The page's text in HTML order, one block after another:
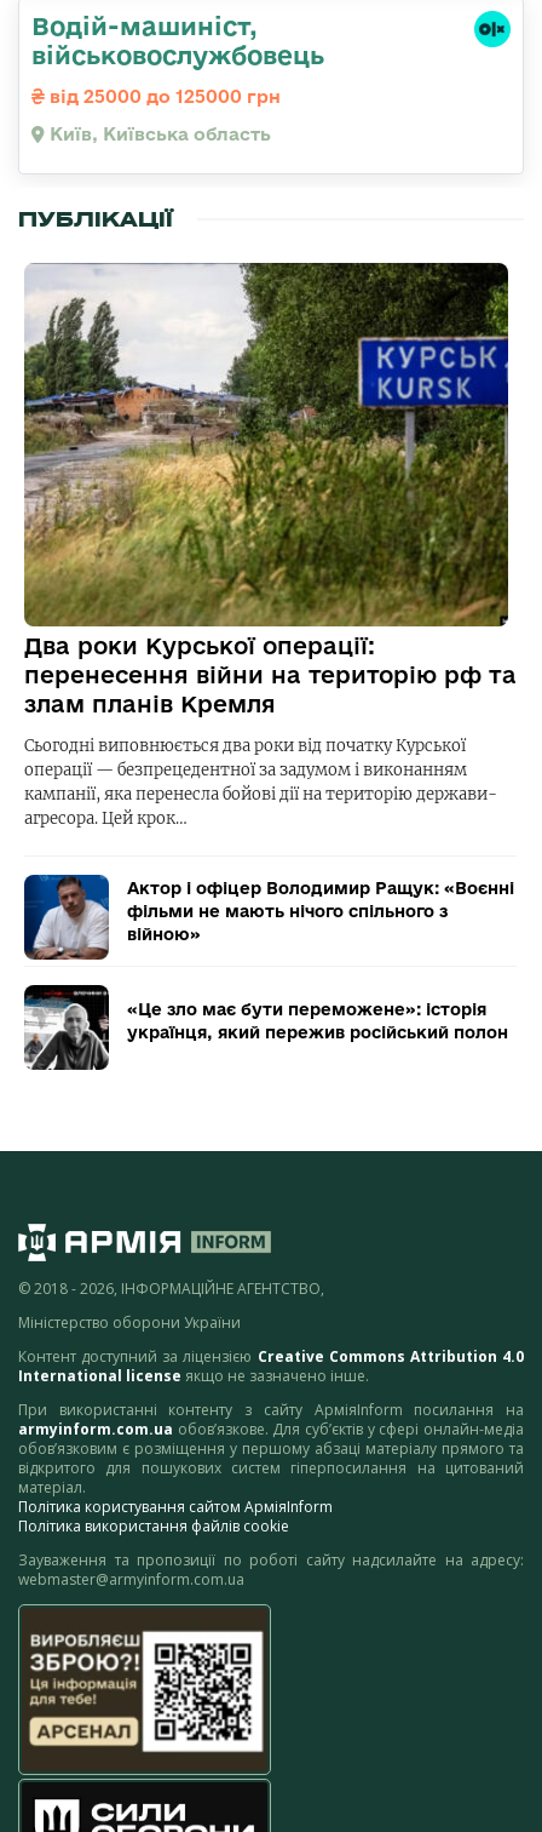
Водій-машиніст,
військовослужбовець
від 25000 до 125000 грн
Київ, Київська область
ПУБЛІКАЦІЇ
Два роки Курської операції:
перенесення війни на територію рф та
злам планів Кремля
Сьогодні виповнюється два роки від початку Курської
операції — безпрецедентної за задумом і виконанням
кампанії, яка перенесла бойові дії на територію держави-
агресора. Цей крок…
Актор і офіцер Володимир Ращук: «Воєнні
фільми не мають нічого спільного з
війною»
«Це зло має бути переможене»: історія
українця, який пережив російський полон
© 2018 - 2026, ІНФОРМАЦІЙНЕ АГЕНТСТВО,
Міністерство оборони України
Контент доступний за ліцензією Creative Commons Attribution 4.0
International license якщо не зазначено інше.
При використанні контенту з сайту АрміяInform посилання на
armyinform.com.ua обов’язкове. Для суб’єктів у сфері онлайн-медіа
обов’язковим є розміщення у першому абзаці матеріалу прямого та
відкритого для пошукових систем гіперпосилання на цитований
матеріал.
Політика користування сайтом АрміяInform
Політика використання файлів cookie
Зауваження та пропозиції по роботі сайту надсилайте на адресу:
webmaster@armyinform.com.ua